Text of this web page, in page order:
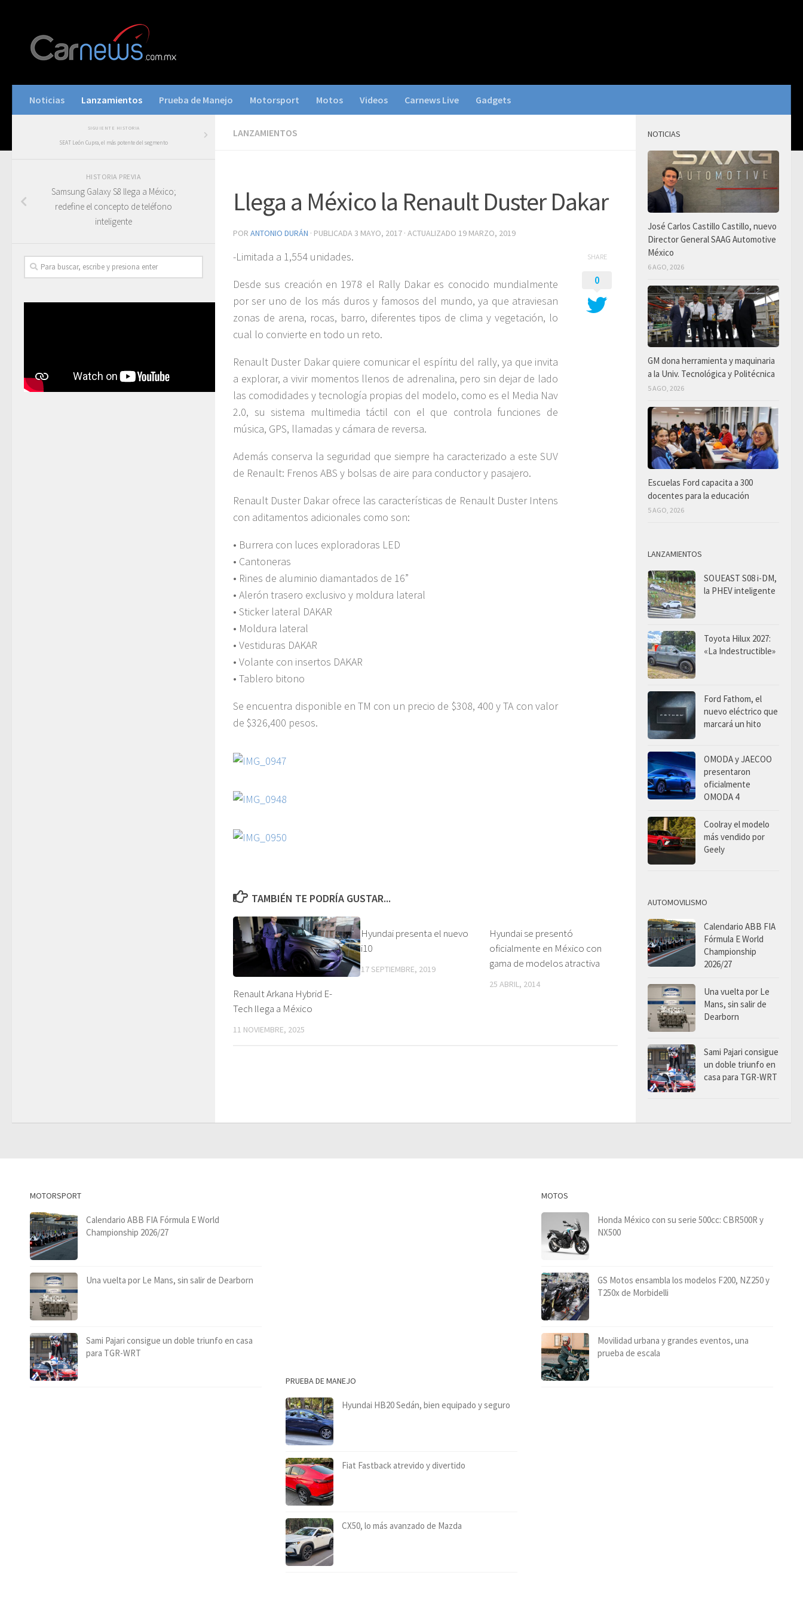
Noticias Lanzamientos Prueba de Manejo Motorsport Motos Videos Carnews Live Gadgets
LANZAMIENTOS
Llega a México la Renault Duster Dakar
POR ANTONIO DURÁN · PUBLICADA3 MAYO, 2017 · ACTUALIZADO 19 MARZO, 2019
-Limitada a 1,554 unidades.
Desde sus creación en 1978 el Rally Dakar es conocido mundialmente
por ser uno de los más duros y famosos del mundo, ya que atraviesan
zonas de arena, rocas, barro, diferentes tipos de clima y vegetación, lo
cual lo convierte en todo un reto.
Renault Duster Dakar quiere comunicar el espíritu del rally, ya que invita
a explorar, a vivir momentos llenos de adrenalina, pero sin dejar de lado
las comodidades y tecnología propias del modelo, como es el Media Nav
2.0, su sistema multimedia táctil con el que controla funciones de
música, GPS, llamadas y cámara de reversa.
Además conserva la seguridad que siempre ha caracterizado a este SUV
de Renault: Frenos ABS y bolsas de aire para conductor y pasajero.
Renault Duster Dakar ofrece las características de Renault Duster Intens
con aditamentos adicionales como son:
• Burrera con luces exploradoras LED
• Cantoneras
• Rines de aluminio diamantados de 16”
• Alerón trasero exclusivo y moldura lateral
• Sticker lateral DAKAR
• Moldura lateral
• Vestiduras DAKAR
• Volante con insertos DAKAR
• Tablero bitono
Se encuentra disponible en TM con un precio de $308, 400 y TA con valor
de $326,400 pesos.
SHARE
0
TAMBIÉN TE PODRÍA GUSTAR...
Renault Arkana Hybrid E-
Tech llega a México
11 NOVIEMBRE, 2025
Hyundai presenta el nuevo
i10
17 SEPTIEMBRE, 2019
Hyundai se presentó
oficialmente en México con
gama de modelos atractiva
25 ABRIL, 2014
SIGUIENTE HISTORIA
SEAT León Cupra, el más potente del segmento
HISTORIA PREVIA
Samsung Galaxy S8 llega a México;
redefine el concepto de teléfono
inteligente
NOTICIAS
José Carlos Castillo Castillo, nuevo
Director General SAAG Automotive
México
6 AGO, 2026
GM dona herramienta y maquinaria
a la Univ. Tecnológica y Politécnica
5 AGO, 2026
Escuelas Ford capacita a 300
docentes para la educación
5 AGO, 2026
LANZAMIENTOS
SOUEAST S08 i-DM,
la PHEV inteligente
Toyota Hilux 2027:
«La Indestructible»
Ford Fathom, el
nuevo eléctrico que
marcará un hito
OMODA y JAECOO
presentaron
oficialmente
OMODA 4
Coolray el modelo
más vendido por
Geely
AUTOMOVILISMO
Calendario ABB FIA
Fórmula E World
Championship
2026/27
Una vuelta por Le
Mans, sin salir de
Dearborn
Sami Pajari consigue
un doble triunfo en
casa para TGR-WRT
MOTORSPORT
Calendario ABB FIA Fórmula E World
Championship 2026/27
Una vuelta por Le Mans, sin salir de Dearborn
Sami Pajari consigue un doble triunfo en casa
para TGR-WRT
PRUEBA DE MANEJO
Hyundai HB20 Sedán, bien equipado y seguro
Fiat Fastback atrevido y divertido
CX50, lo más avanzado de Mazda
MOTOS
Honda México con su serie 500cc: CBR500R y
NX500
GS Motos ensambla los modelos F200, NZ250 y
T250x de Morbidelli
Movilidad urbana y grandes eventos, una
prueba de escala